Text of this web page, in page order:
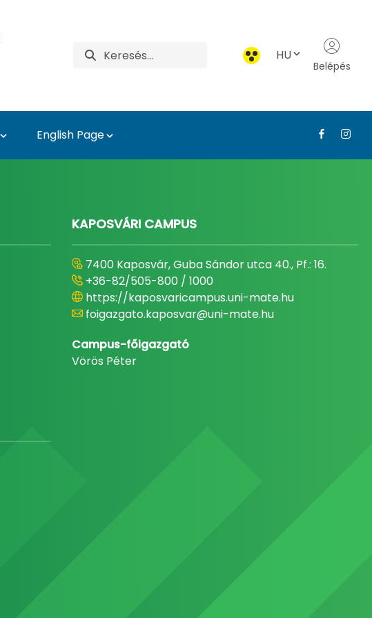
HU
Belépés
English Page
KAPOSVÁRI CAMPUS
7400 Kaposvár, Guba Sándor utca 40., Pf.: 16.
+36-82/505-800 / 1000
https://kaposvaricampus.uni-mate.hu
foigazgato.kaposvar@uni-mate.hu
Campus-főigazgató
Vörös Péter